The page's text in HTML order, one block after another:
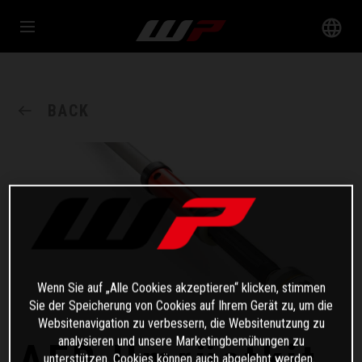
Wenn Sie auf „Alle Cookies akzeptieren“ klicken, stimmen
Sie der Speicherung von Cookies auf Ihrem Gerät zu, um die
Websitenavigation zu verbessern, die Websitenutzung zu
analysieren und unsere Marketingbemühungen zu
unterstützen. Cookies können auch abgelehnt werden.